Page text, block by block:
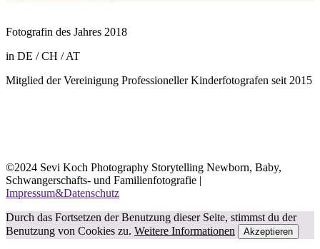
Fotografin des Jahres 2018
in DE / CH / AT
Mitglied der Vereinigung Professioneller Kinderfotografen seit 2015
©2024 Sevi Koch Photography Storytelling Newborn, Baby,
Schwangerschafts- und Familienfotografie |
Impressum&Datenschutz
Durch das Fortsetzen der Benutzung dieser Seite, stimmst du der
Benutzung von Cookies zu. Weitere Informationen Akzeptieren